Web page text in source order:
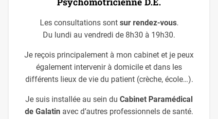
Les consultations sont sur rendez-vous.
Du lundi au vendredi de 8h30 à 19h30.
Je reçois principalement à mon cabinet et je peux
également intervenir à domicile et dans les
différents lieux de vie du patient (crèche, école…).
Je suis installée au sein du Cabinet Paramédical
de Galatin avec d’autres professionnels de santé.